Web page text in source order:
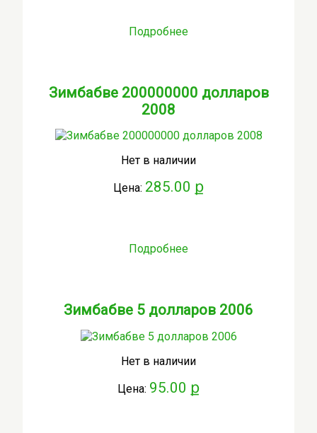
Подробнее
Зимбабве 200000000 долларов
2008
Нет в наличии
Цена: 285.00 ք
Подробнее
Зимбабве 5 долларов 2006
Нет в наличии
Цена: 95.00 ք